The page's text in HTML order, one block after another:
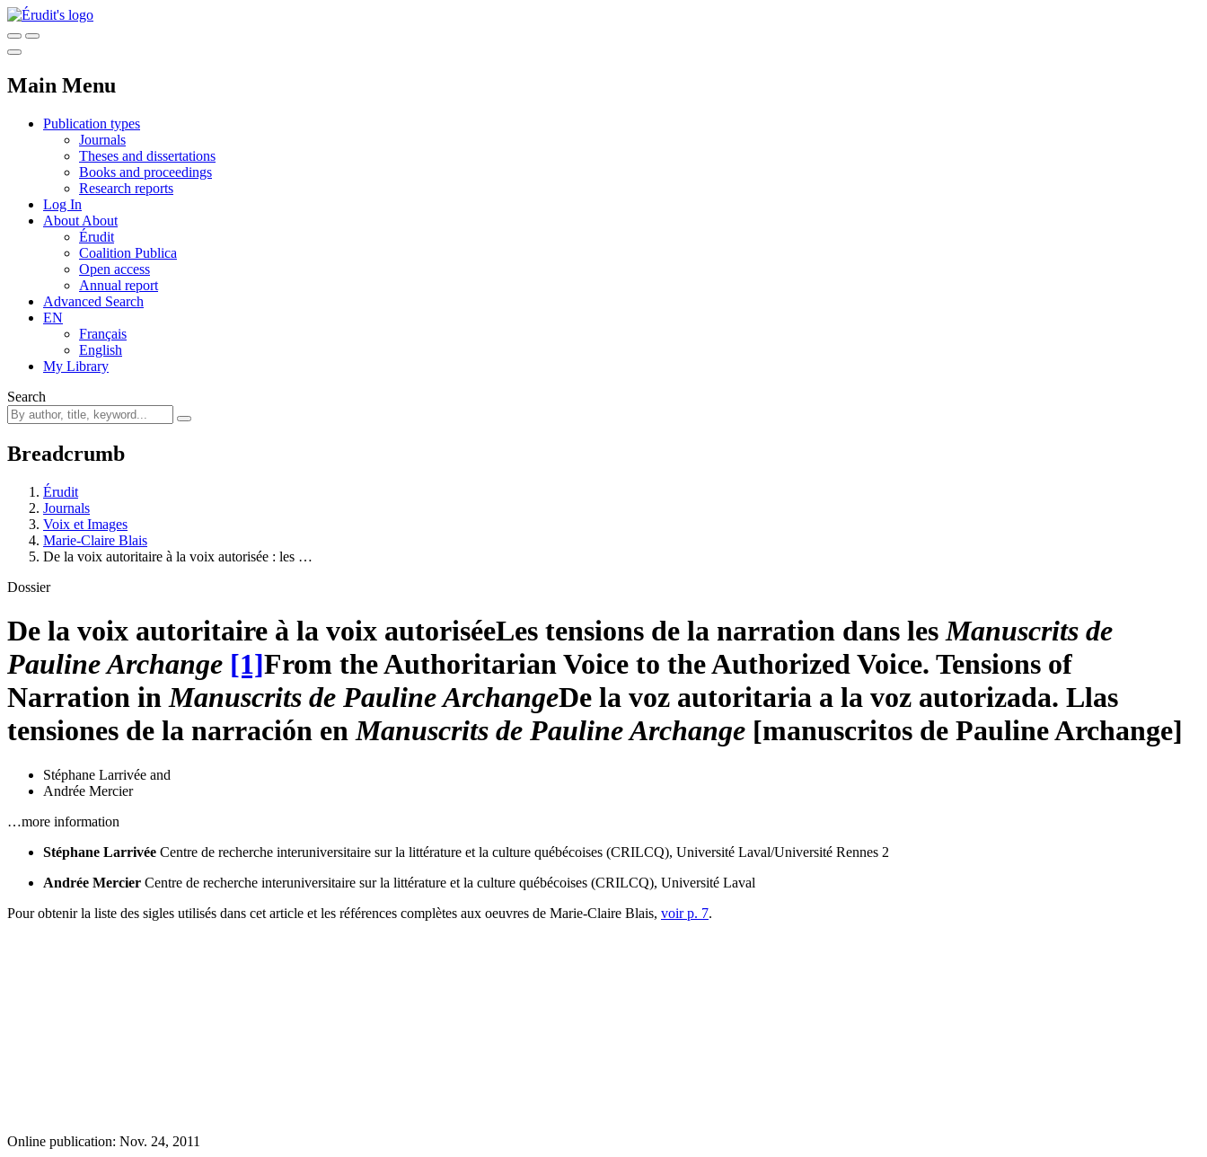
Main Menu
Publication types
Journals
Theses and dissertations
Books and proceedings
Research reports
Log In
About About
Érudit
Coalition Publica
Open access
Annual report
Advanced Search
EN
Français
English
My Library
Search
Breadcrumb
Érudit
Journals
Voix et Images
Marie-Claire Blais
De la voix autoritaire à la voix autorisée : les …
Dossier
De la voix autoritaire à la voix autoriséeLes tensions de la narration dans les Manuscrits de
Pauline Archange [1]From the Authoritarian Voice to the Authorized Voice. Tensions of
Narration in Manuscrits de Pauline ArchangeDe la voz autoritaria a la voz autorizada. Llas
tensiones de la narración en Manuscrits de Pauline Archange [manuscritos de Pauline Archange]
Stéphane Larrivée and
Andrée Mercier
…more information
Stéphane Larrivée Centre de recherche interuniversitaire sur la littérature et la culture québécoises (CRILCQ), Université Laval/Université Rennes 2
Andrée Mercier Centre de recherche interuniversitaire sur la littérature et la culture québécoises (CRILCQ), Université Laval
Pour obtenir la liste des sigles utilisés dans cet article et les références complètes aux oeuvres de Marie-Claire Blais, voir p. 7.
Online publication: Nov. 24, 2011